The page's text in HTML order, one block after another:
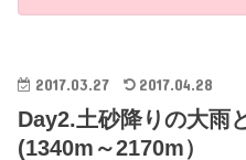
2017.03.27 2017.04.28
Day2.土砂降りの大雨
(1340m～2170m）